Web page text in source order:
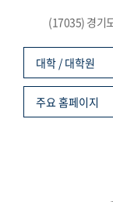
(17035) 경기
대학 / 대학원
주요 홈페이지